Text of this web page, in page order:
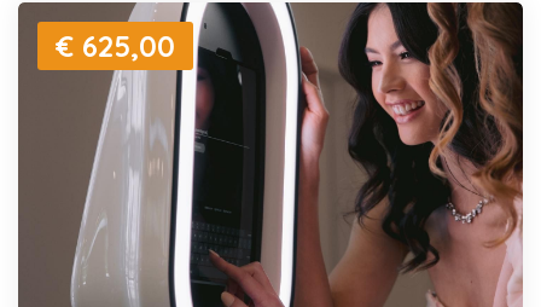
€ 625,00